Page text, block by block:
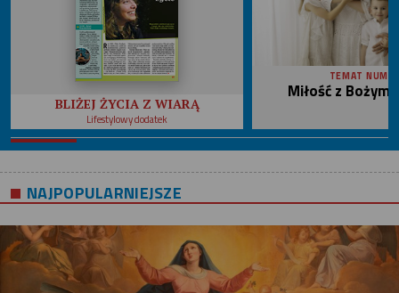
BLIŻEJ ŻYCIA Z WIARĄ
Lifestylowy dodatek
TEMAT
Miłość z
NAJPOPULARNIEJSZE